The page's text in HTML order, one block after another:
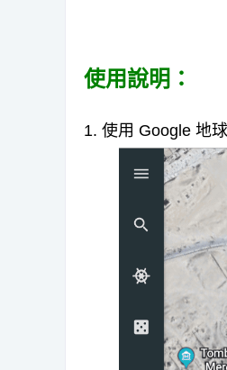
使用說明：
1. 使用 Google 地